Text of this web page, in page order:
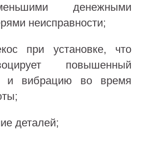
денежными
неисправности;
при установке, что
повышенный
и вибрацию во время
деталей;